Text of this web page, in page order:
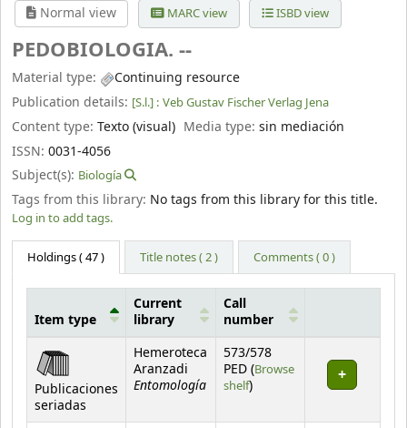
Normal view MARC view ISBD view
PEDOBIOLOGIA. --
Material type:
Continuing resource
Publication details: [S.l.] : Veb Gustav Fischer Verlag Jena
Content type: Texto (visual) Media type:sin mediación
ISSN: 0031-4056
Subject(s): Biología
Tags from this library: No tags from this library for this title.
Log in to add tags.
Holdings( 47 ) Title notes ( 2 ) Comments ( 0 )
Holdings
Item type
Current
library
Call
number
Publicaciones
seriadas
Hemeroteca
Aranzadi
Entomología
573/578
PED (Browse
shelf(Opens below)
)